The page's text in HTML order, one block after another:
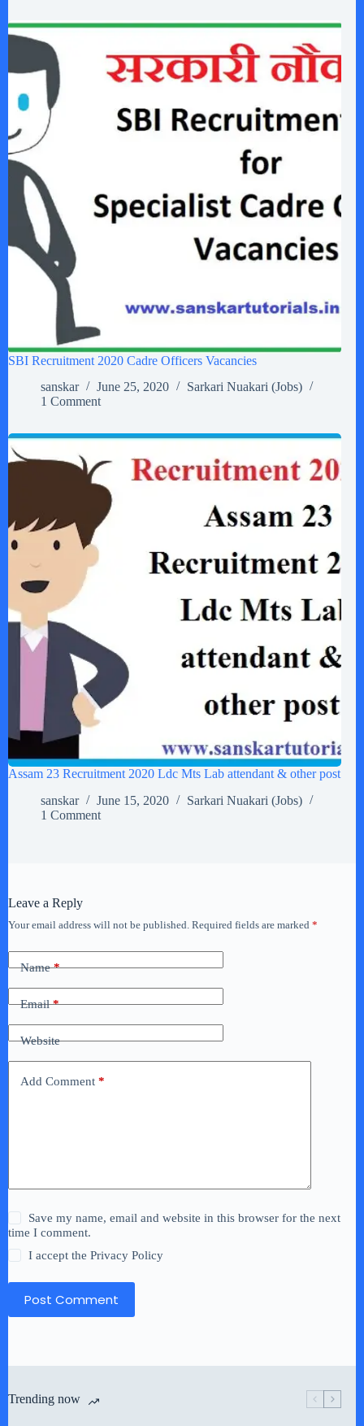
SBI Recruitment 2020 Cadre Officers Vacancies
sanskar
June 25, 2020
Sarkari Nuakari (Jobs)
1 Comment
Assam 23 Recruitment 2020 Ldc Mts Lab attendant & other post
sanskar
June 15, 2020
Sarkari Nuakari (Jobs)
1 Comment
Leave a Reply
Your email address will not be published. Required fields are marked *
Name*
Email*
Website
Add Comment *
Save my name, email and website in this browser for the next
time I comment.
I accept thePrivacy Policy
Post Comment
Trending now